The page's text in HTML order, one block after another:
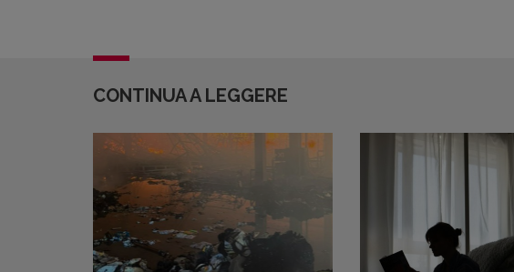
CONTINUA A LEGGERE